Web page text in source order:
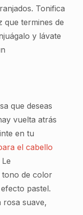
Tonifica
que termines de
y lávate
que deseas
vuelta atrás
en tu
el cabello
tono de color
pastel.
rosa suave,